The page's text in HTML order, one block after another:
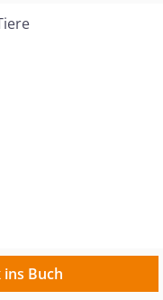
ins Buch